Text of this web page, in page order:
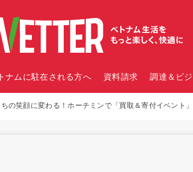
ナムに駐在される方へ 資料請求 調達＆ビ
ちの笑顔に変わる！ホーチミンで「買取＆寄付イベント